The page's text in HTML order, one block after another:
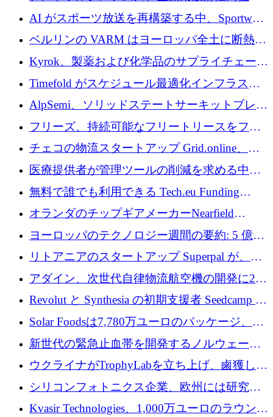
素の世界的な不足に対処するために2,300万ポ
ンドを調達
AI がスポーツ放送を再構築する中、Sportway
が 2,000 万ユーロを調達
ベルリンの VARM はヨーロッパ全土に断熱材
を拡張するために 1,750 万ユーロを投資
Kyrok、製薬および化学品のサプライチェーン
に AI を導入するために 310 万ユーロを確保
Timefold がスケジュール最適化インフラスト
ラクチャを拡張するためにシリーズ A で
1,300 万ドルを調達
AlpSemi、ソリッドステートサーキットブレー
カー技術の進歩のために1,700万ユーロを調達
フリーズ、持続可能なフリートリースをフラ
ンス全土に拡大するために1,300万ユーロを確
保
チェコの物流スタートアップ Grid.online、配
送量が 1 年で 10 倍に増加し、400 万ユーロの
利益を獲得
医療提供者が管理ツールの削減を求める中、
a16z が Prosper AI を 3,000 万ドルで支援
無料で誰でも利用できる Tech.eu Funding
Explorer のご紹介
オランダのチップギアメーカーNearfield
Instrumentsが3億8,000万ドルを調達
ヨーロッパのテクノロジー週間の要約: 5 億
8,500 万ユーロを超える 60 以上のテクノロジ
ー資金調達取引
リトアニアのスタートアップ Superpal が、
Slack 内に構築された AI コワーカー プラット
フォームのために 50 万ユーロを調達
アダイン、次世代自律物流航空機の開発に250
万ユーロを確保
Revolut と Synthesia の初期支援者 Seedcamp が
3 億 2,000 万ドルを調達、米国に投資
Solar Foodsは7,780万ユーロのパッケージ、5
億ユーロの防衛および二重用途成長基金EDM
を開始、ヨーロッパのシリコンフォトニクス
に警告
新世代の緊急止血帯を開発するノルウェーの
スタートアップ企業を紹介する
ウクライナがTrophyLabを立ち上げ、鹵獲した
ロシア兵器を戦場の研究開発プラットフォー
ムに変える
シリコンフォトニクス企業、欧州には研究を
商業的に成功させるためのインフラが不足し
Kvasir Technologies、1,000万ユーロのラウンド